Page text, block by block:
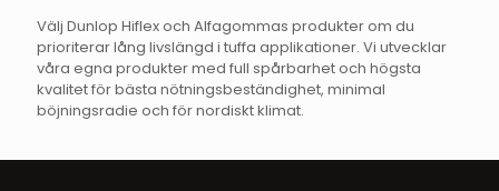
Välj Dunlop Hiflex och Alfagommas produkter om du
prioriterar lång livslängd i tuffa applikationer. Vi utvecklar
våra egna produkter med full spårbarhet och högsta
kvalitet för bästa nötningsbeständighet, minimal
böjningsradie och för nordiskt klimat.